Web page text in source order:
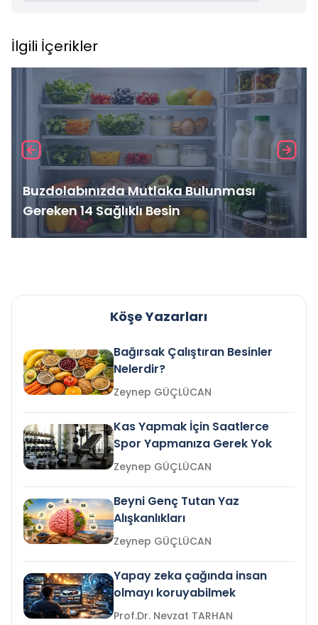
İlgili İçerikler
Buzdolabınızda Mutlaka Bulunması
Gereken 14 Sağlıklı Besin
Köşe Yazarları
Bağırsak Çalıştıran Besinler
Nelerdir?
Zeynep GÜÇLÜCAN
Kas Yapmak İçin Saatlerce
Spor Yapmanıza Gerek Yok
Zeynep GÜÇLÜCAN
Beyni Genç Tutan Yaz
Alışkanlıkları
Zeynep GÜÇLÜCAN
Yapay zeka çağında insan
olmayı koruyabilmek
Prof.Dr. Nevzat TARHAN